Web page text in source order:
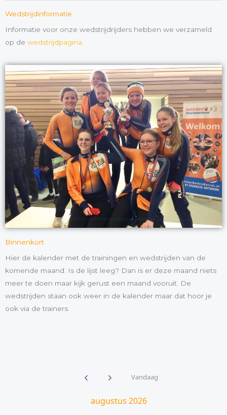
Wedstrijdinformatie
Informatie voor onze wedstrijdrijders hebben we verzameld
op de wedstrijdpagina
Binnenkort
Hier de kalender met de trainingen en wedstrijden van de
komende maand. Is de lijst leeg? Dan is er deze maand niets
meer te doen maar kijk gerust een maand vooruit. De
wedstrijden staan ook weer in de kalender maar dat hoor je
ook via de trainers.
Vandaag
augustus 2026